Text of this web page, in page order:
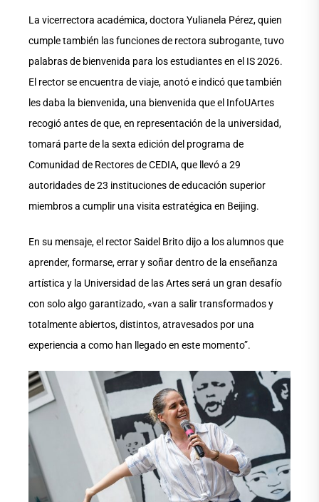
La vicerrectora académica, doctora Yulianela Pérez, quien
cumple también las funciones de rectora subrogante, tuvo
palabras de bienvenida para los estudiantes en el IS 2026.
El rector se encuentra de viaje, anotó e indicó que también
les daba la bienvenida, una bienvenida que el InfoUArtes
recogió antes de que, en representación de la universidad,
tomará parte de la sexta edición del programa de
Comunidad de Rectores de CEDIA, que llevó a 29
autoridades de 23 instituciones de educación superior
miembros a cumplir una visita estratégica en Beijing.
En su mensaje, el rector Saidel Brito dijo a los alumnos que
aprender, formarse, errar y soñar dentro de la enseñanza
artística y la Universidad de las Artes será un gran desafío
con solo algo garantizado, «van a salir transformados y
totalmente abiertos, distintos, atravesados por una
experiencia a como han llegado en este momento”.